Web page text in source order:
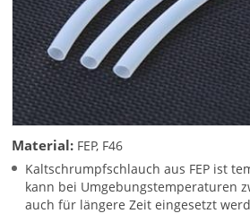
Material: FEP, F46
Kaltschrumpfschlauch aus FEP ist
kann bei Umgebungstemperaturen
auch für längere Zeit eingesetzt